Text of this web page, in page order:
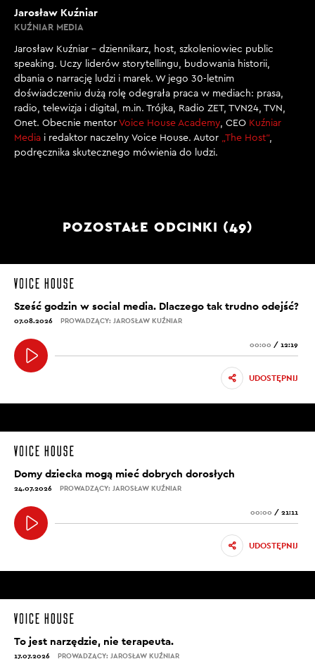
Jarosław Kuźniar
KUŹNIAR MEDIA
Jarosław Kuźniar – dziennikarz, host, szkoleniowiec public
speaking. Uczy liderów storytellingu, budowania historii,
dbania o narrację ludzi i marek. W jego 30-letnim
doświadczeniu dużą rolę odegrała praca w mediach: prasa,
radio, telewizja i digital, m.in. Trójka, Radio ZET, TVN24, TVN,
Onet. Obecnie mentor Voice House Academy, CEO Kuźniar
Media i redaktor naczelny Voice House. Autor „The Host”,
podręcznika skutecznego mówienia do ludzi.
POZOSTAŁE ODCINKI (49)
Sześć godzin w social media. Dlaczego tak trudno odejść?
07.08.2026 PROWADZĄCY: JAROSŁAW KUŹNIAR
00:00 / 12:19
UDOSTĘPNIJ
Domy dziecka mogą mieć dobrych dorosłych
24.07.2026 PROWADZĄCY: JAROSŁAW KUŹNIAR
00:00 / 21:11
UDOSTĘPNIJ
To jest narzędzie, nie terapeuta.
17.07.2026 PROWADZĄCY: JAROSŁAW KUŹNIAR